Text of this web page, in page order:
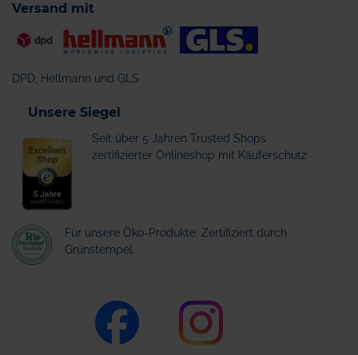
Versand mit
DPD, Hellmann und GLS
Unsere Siegel
Seit über 5 Jahren Trusted Shops
zertifizierter Onlineshop mit Käuferschutz
Für unsere Öko-Produkte: Zertifiziert durch
Grünstempel